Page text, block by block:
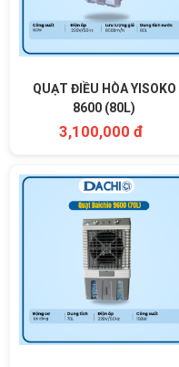
QUẠT ĐIỀU HÒA YISOKO
8600 (80L)
3,100,000 đ